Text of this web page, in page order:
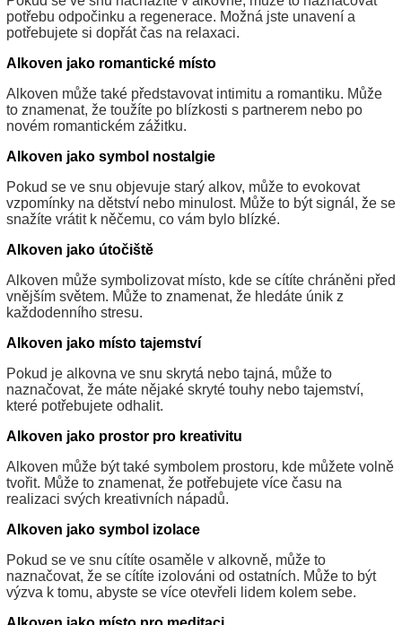
potřebu odpočinku a regenerace. Možná jste unavení a
potřebujete si dopřát čas na relaxaci.
Alkoven jako romantické místo
Alkoven může také představovat intimitu a romantiku. Může
to znamenat, že toužíte po blízkosti s partnerem nebo po
novém romantickém zážitku.
Alkoven jako symbol nostalgie
Pokud se ve snu objevuje starý alkov, může to evokovat
vzpomínky na dětství nebo minulost. Může to být signál, že se
snažíte vrátit k něčemu, co vám bylo blízké.
Alkoven jako útočiště
Alkoven může symbolizovat místo, kde se cítíte chráněni před
vnějším světem. Může to znamenat, že hledáte únik z
každodenního stresu.
Alkoven jako místo tajemství
Pokud je alkovna ve snu skrytá nebo tajná, může to
naznačovat, že máte nějaké skryté touhy nebo tajemství,
které potřebujete odhalit.
Alkoven jako prostor pro kreativitu
Alkoven může být také symbolem prostoru, kde můžete volně
tvořit. Může to znamenat, že potřebujete více času na
realizaci svých kreativních nápadů.
Alkoven jako symbol izolace
Pokud se ve snu cítíte osaměle v alkovně, může to
naznačovat, že se cítíte izolováni od ostatních. Může to být
výzva k tomu, abyste se více otevřeli lidem kolem sebe.